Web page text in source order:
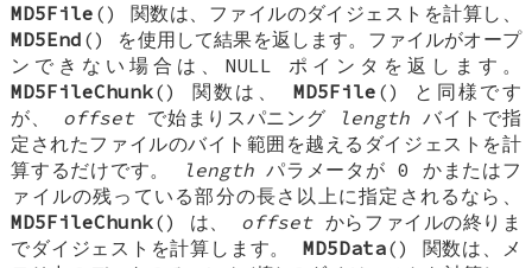
MD5File () 関数は、ファイルのダイジェストを計算し、
MD5End () を使用して結果を返します。ファイルがオープ
ンできない場合は、NULL ポインタを返します。
MD5FileChunk() 関数は、MD5File () と同様です
が、 offsetで始まりスパニング length バイトで指
定されたファイルのバイト範囲を越えるダイジェストを計
算するだけです。
lengthパラメータが 0 かまたはフ
ァイルの残っている部分の長さ以上に指定されるなら、
MD5FileChunk() は、 offsetからファイルの終りま
でダイジェストを計算します。 MD5Data() 関数は、メ